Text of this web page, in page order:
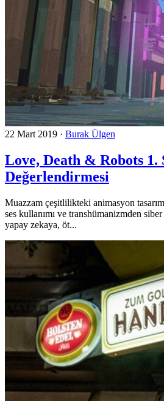
22 Mart 2019 · Burak Ülgen
Love, Death & Robots 1.
Değerlendirmesi
Muazzam çeşitlilikteki animasyon
ses kullanımı ve transhümanizmden
yapay zekaya, öt...